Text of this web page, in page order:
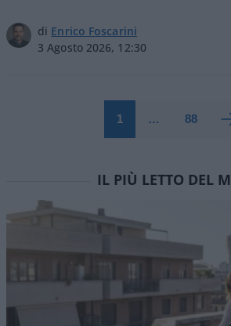
di Enrico Foscarini
3 Agosto 2026, 12:30
1 … 88
IL PIÙ LETTO DEL